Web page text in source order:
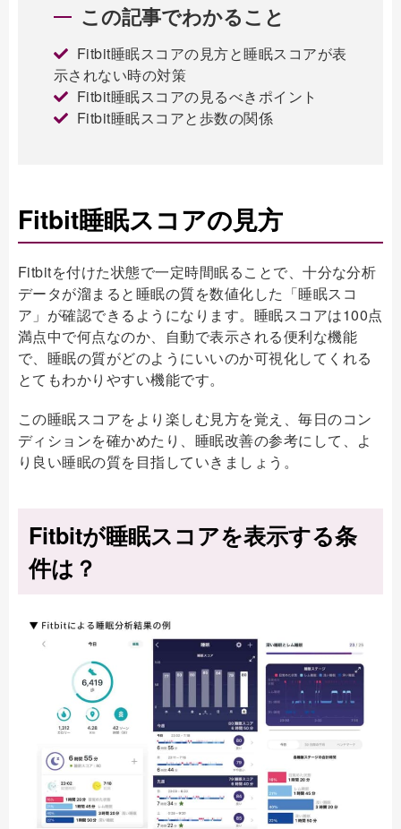
この記事でわかること
Fitbit睡眠スコアの見方と睡眠スコアが表
示されない時の対策
Fitbit睡眠スコアの見るべきポイント
Fitbit睡眠スコアと歩数の関係
Fitbit睡眠スコアの見方
Fitbitを付けた状態で一定時間眠ることで、十分な分析
データが溜まると睡眠の質を数値化した「睡眠スコ
ア」が確認できるようになります。睡眠スコアは100点
満点中で何点なのか、自動で表示される便利な機能
で、睡眠の質がどのようにいいのか可視化してくれる
とてもわかりやすい機能です。
この睡眠スコアをより楽しむ見方を覚え、毎日のコン
ディションを確かめたり、睡眠改善の参考にして、よ
り良い睡眠の質を目指していきましょう。
Fitbitが睡眠スコアを表示する条
件は？